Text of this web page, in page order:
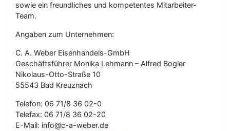
sowie ein freundliches und kompetentes Mitarbeiter-
Team.
Angaben zum Unternehmen:
C. A. Weber Eisenhandels-GmbH
Geschäftsführer Monika Lehmann – Alfred Bogler
Nikolaus-Otto-Straße 10
55543 Bad Kreuznach
Telefon: 06 71/8 36 02-0
Telefax: 06 71/8 36 02-20
E-Mail: info@c-a-weber.de